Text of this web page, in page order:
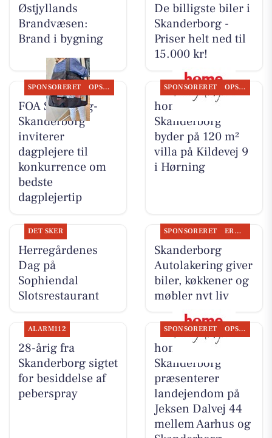
Østjyllands
Brandvæsen:
Brand i bygning
De billigste biler i
Skanderborg -
Priser helt ned til
15.000 kr!
SPONSORERET OPSLAGSTAVLEN
FOA Silkeborg-
Skanderborg
inviterer
dagplejere til
konkurrence om
bedste
dagplejertip
SPONSORERET OPSLAGSTAVLEN
home
Skanderborg
byder på 120 m²
villa på Kildevej 9
i Hørning
DET SKER
Herregårdenes
Dag på
Sophiendal
Slotsrestaurant
SPONSORERET ERHVERV
Skanderborg
Autolakering giver
biler, køkkener og
møbler nyt liv
ALARM112
28-årig fra
Skanderborg sigtet
for besiddelse af
peberspray
SPONSORERET OPSLAGSTAVLEN
home
Skanderborg
præsenterer
landejendom på
Jeksen Dalvej 44
mellem Aarhus og